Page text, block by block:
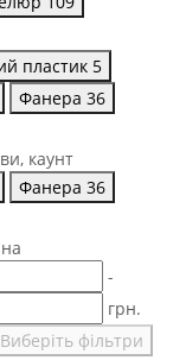
пластик 5
Фанера 36
каунт
Фанера 36
-
грн.
Виберіть фільтри